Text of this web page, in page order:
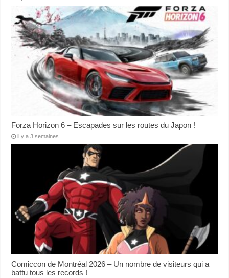
Forza Horizon 6 – Escapades sur les routes du Japon !
il y a 3 semaines
Comiccon de Montréal 2026 – Un nombre de visiteurs qui a
battu tous les records !